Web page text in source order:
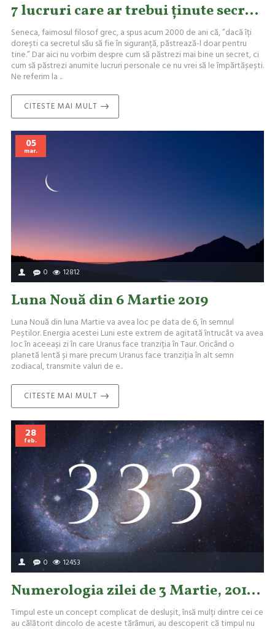
7 lucruri care ar trebui ținute secret, potrivit Filosofiei Hinduse
Seneca, faimosul filosof grec, a spus acum 2000 de ani că, ”dacă îți
dorești ca secretul său să fie în siguranță, păstrează-l doar pentru
tine.” Dar aici nu vorbim despre cum să păstrezi mai bine un secret, ci
cum să păstrezi anumite lucruri personale ce nu vrei să le împărtășești.
Ne referim la ..
CITESTE MAI MULT
05
mar.
0 12812
Luna Nouă din 6 Martie 2019
Luna Nouă din luna Martie va avea loc pe data de 6, în semnul
Peștilor. Energia acestei Luni este extrem de agitată întrucât va avea
loc în aceeași zi în care Uranus face tranziția în Taur. Oricând o
planetă lentă și mare precum Uranus face tranziția în alt semn
zodiacal, transmite valuri de e..
CITESTE MAI MULT
28
feb.
0 12453
Numerologia zilei de 3 Martie, 2019 - Puternicul cod 333
Timpul este un concept complicat de deslușit, însă mulți dintre cei ce
au călătorit dincolo de aceste tărâmuri, au descoperit că timpul nu